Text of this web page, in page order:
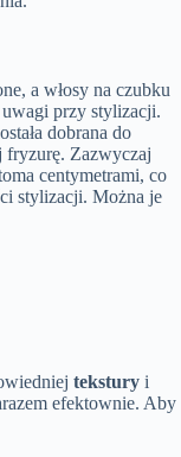
a włosy na czubku
uwagi przy stylizacji.
dobrana do
fryzurę. Zazwyczaj
centymetrami, co
stylizacji. Można je
tekstury i
efektownie. Aby